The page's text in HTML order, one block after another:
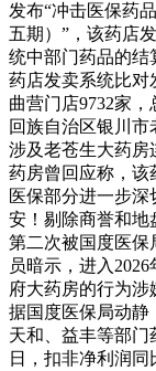
发布“冲击医保药
五期）”，该药店
统中部门药品的结
药店发卖系统比对
曲营门店9732家
回族自治区银川
涉及老苍生大药房
药房曾回应称，该
医保部分进一步
安！剔除商誉和地
第二次被国度医保
员暗示，进入
府大药房的行为涉
据国度医保局动静
天和、益丰等部门
日，扣非净利润同